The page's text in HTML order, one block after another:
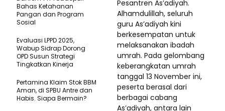
Pesantren As’adiyah.
Alhamdulillah, seluruh
guru As’adiyah kini
berkesempatan untuk
melaksanakan ibadah
umrah. Pada gelombang
keberangkatan umrah
tanggal 13 November ini,
peserta berasal dari
berbagai cabang
As’adiyah, antara lain
Bahas Ketahanan
Pangan dan Program
Sosial
Evaluasi LPPD 2025,
Wabup Sidrap Dorong
OPD Susun Strategi
Tingkatkan Kinerja
Pertamina Klaim Stok BBM
Aman, di SPBU Antre dan
Habis. Siapa Bermain?